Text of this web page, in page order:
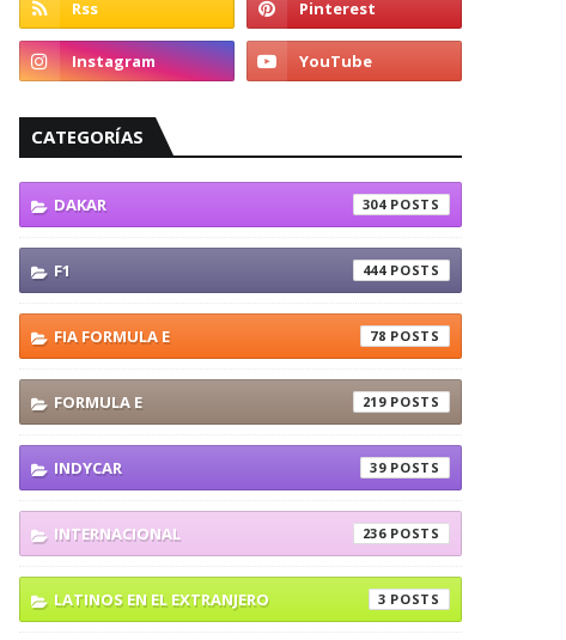
CATEGORÍAS
DAKAR 304
F1 444
FIA FORMULA E 78
FORMULA E 219
INDYCAR 39
INTERNACIONAL 236
LATINOS EN EL EXTRANJERO 3